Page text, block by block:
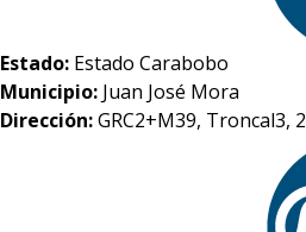
Estado: Estado Carabobo
Municipio: Juan José Mora
Dirección:GRC2+M39, Troncal3,